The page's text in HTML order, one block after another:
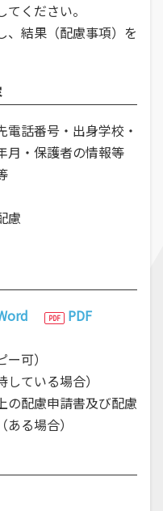
ください。
結果（配慮事項）を
話番号・出身学校・
月・保護者の情報等
慮
PDF
可）
ている場合）
配慮申請書及び配慮
る場合）